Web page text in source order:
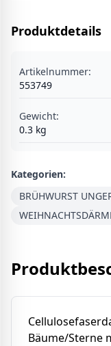
Produktdetails
Artikelnummer:
553749
Gewicht:
0.3 kg
Kategorien:
BRÜHWURST
Bäume/Sterne